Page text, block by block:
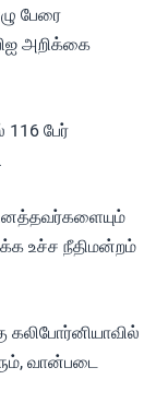
பேரை
அறிக்கை
116 பேர்
உச்ச நீதிமன்றம்
கலிபோர்னியாவில்
வான்படை